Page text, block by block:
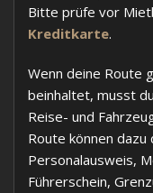
Bitte prüfe vor
Kreditkarte.
Wenn deine Route
beinhaltet, musst
Reise- und
Route können
Personalausweis,
Führerschein,